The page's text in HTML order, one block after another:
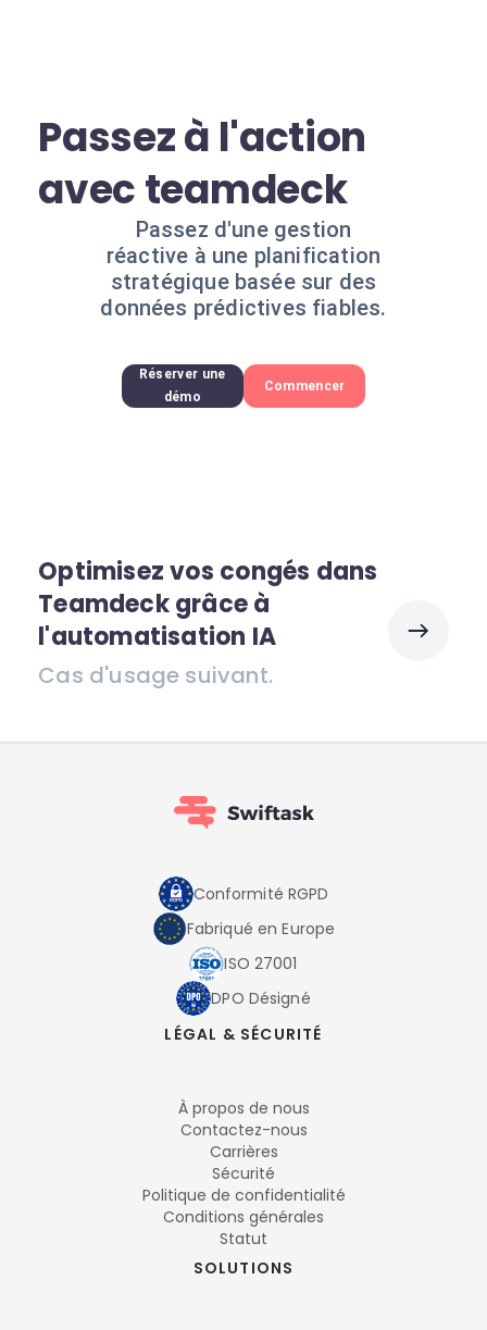
Passez à l'action
avec teamdeck
Passez d'une gestion
réactive à une planification
stratégique basée sur des
données prédictives fiables.
Réserver une
démo
Commencer
Optimisez vos congés dans
Teamdeck grâce à
l'automatisation IA
Cas d'usage suivant.
Conformité RGPD
Fabriqué en Europe
ISO 27001
DPO Désigné
LÉGAL & SÉCURITÉ
À propos de nous
Contactez-nous
Carrières
Sécurité
Politique de confidentialité
Conditions générales
Statut
SOLUTIONS